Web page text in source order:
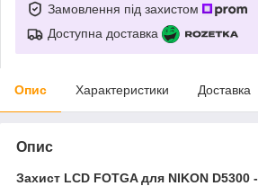
Замовлення під захистом
Доступна доставка
Опис Характеристики Доставка
Опис
Захист LCD FOTGA для NIKON D5300 -